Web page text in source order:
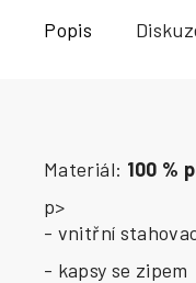
Popis
Materiál: 100 %
p>
- vnitřní
- kapsy se zipem